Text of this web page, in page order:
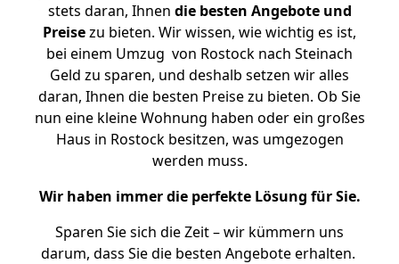
stets daran, Ihnen die besten Angebote und
Preisezu bieten. Wir wissen, wie wichtig es ist,
bei einem Umzug von Rostock nach Steinach
Geld zu sparen, und deshalb setzen wir alles
daran, Ihnen die besten Preise zu bieten. Ob Sie
nun eine kleine Wohnung haben oder ein großes
Haus in Rostock besitzen, was umgezogen
werden muss.
Wir haben immer die perfekte Lösung für Sie.
Sparen Sie sich die Zeit – wir kümmern uns
darum, dass Sie die besten Angebote erhalten.